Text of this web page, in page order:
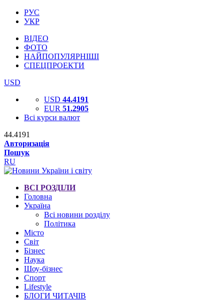
РУС
УКР
ВІДЕО
ФОТО
НАЙПОПУЛЯРНІШІ
СПЕЦПРОЕКТИ
USD
USD 44.4191
EUR 51.2905
Всі курси валют
44.4191
Авторизація
Пошук
RU
ВСІ РОЗДІЛИ
Головна
Україна
Всі новини розділу
Політика
Місто
Світ
Бізнес
Наука
Шоу-бізнес
Спорт
Lifestyle
БЛОГИ ЧИТАЧІВ